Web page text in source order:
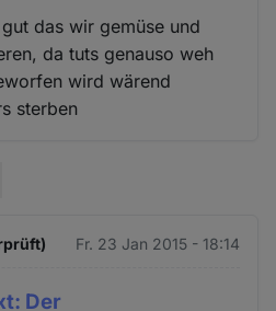
das wir gemüse und
da tuts genauso weh
wird wärend
sterben
Fr. 23 Jan 2015 - 18:14
Der